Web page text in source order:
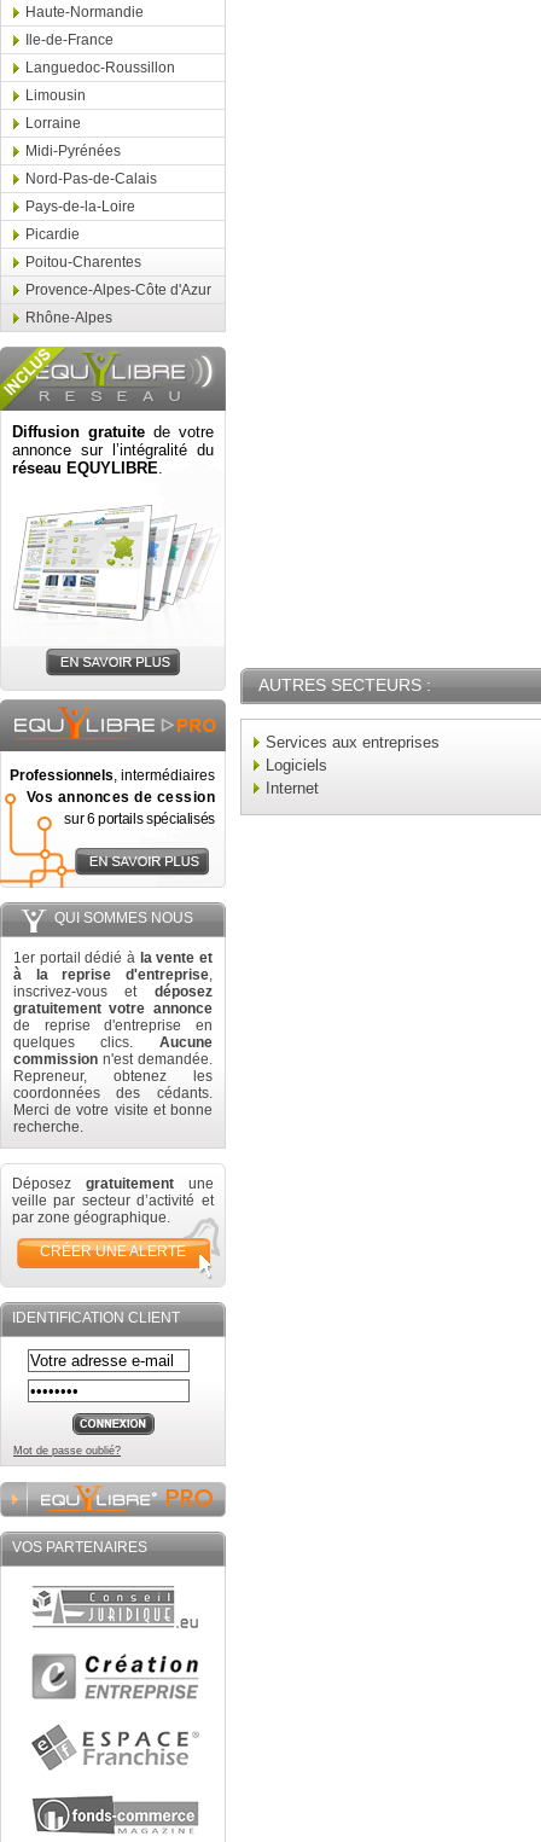
Haute-Normandie
Ile-de-France
Languedoc-Roussillon
Limousin
Lorraine
Midi-Pyrénées
Nord-Pas-de-Calais
Pays-de-la-Loire
Picardie
Poitou-Charentes
Provence-Alpes-Côte d'Azur
Rhône-Alpes
Diffusion gratuite de votre
annonce sur l’intégralité du
réseau EQUYLIBRE.
Professionnels, intermédiaires
Vos annonces de cession
sur 6 portails spécialisés
QUI SOMMES NOUS
1er portail dédié à la vente et
à la reprise d'entreprise,
inscrivez-vous et déposez
gratuitement votre annonce
de reprise d'entreprise en
quelques clics. Aucune
commission n'est demandée.
Repreneur, obtenez les
coordonnées des cédants.
Merci de votre visite et bonne
recherche.
Déposez gratuitement une
veille par secteur d’activité et
par zone géographique.
CRÉER UNE ALERTE
IDENTIFICATION CLIENT
Mot de passe oublié?
VOS PARTENAIRES
AUTRES SECTEURS :
Services aux entreprises
Logiciels
Internet